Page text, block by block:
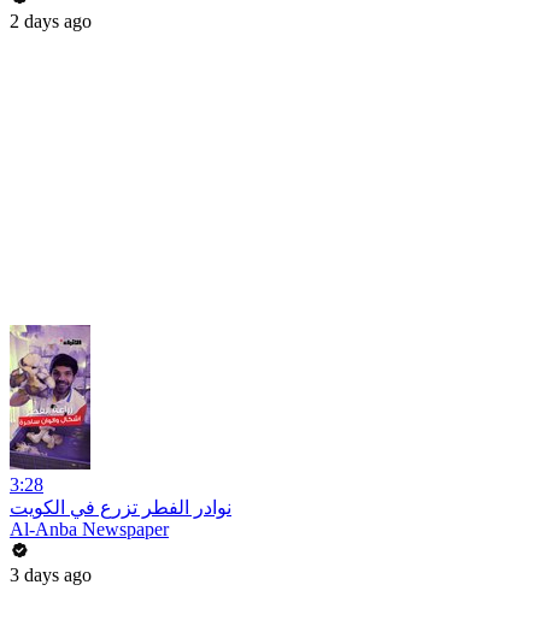
2 days ago
3:28
نوادر الفطر تزرع في الكويت
Al-Anba Newspaper
3 days ago